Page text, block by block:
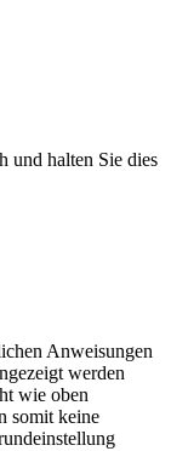
und halten Sie dies
Anweisungen
werden
wie oben
somit keine